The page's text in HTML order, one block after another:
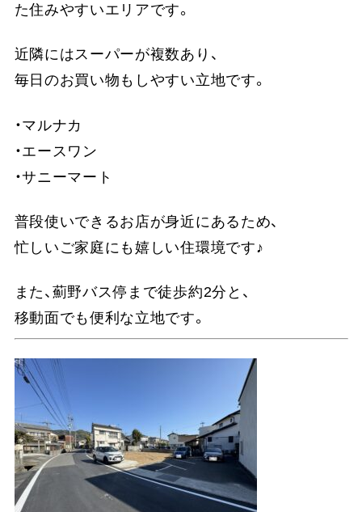
た住みやすいエリアです。
近隣にはスーパーが複数あり、
毎日のお買い物もしやすい立地です。
・マルナカ
・エースワン
・サニーマート
普段使いできるお店が身近にあるため、
忙しいご家庭にも嬉しい住環境です♪
また、薊野バス停まで徒歩約2分と、
移動面でも便利な立地です。